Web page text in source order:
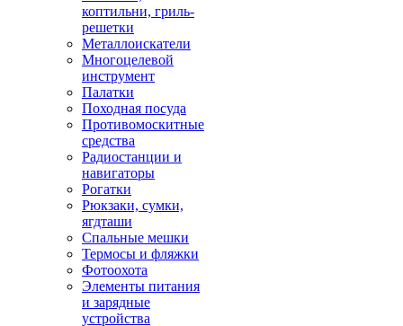
коптильни, гриль-
решетки
Металлоискатели
Многоцелевой
инструмент
Палатки
Походная посуда
Противомоскитные
средства
Радиостанции и
навигаторы
Рогатки
Рюкзаки, сумки,
ягдташи
Спальные мешки
Термосы и фляжки
Фотоохота
Элементы питания
и зарядные
устройства